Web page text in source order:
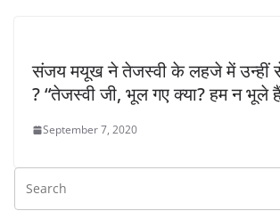
संजय मयूख ने तेजस्वी के लहजे में उन्हीं
? “तेजस्वी जी, भूल गए क्या? हम न भूले
September 7, 2020